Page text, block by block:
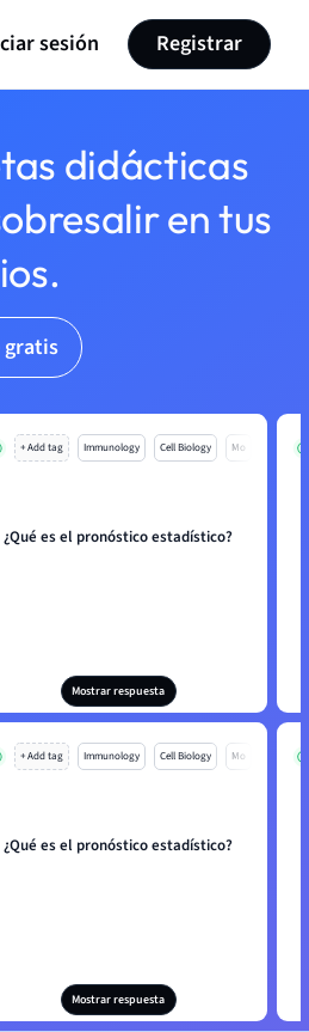
sesión Registrar
didácticas
en tus
gratis
+ Add tag Immunology Cell Biology Mo
¿Qué es el pronóstico estadístico?
Mostrar respuesta
+ Add tag Immunology Cell Biology Mo
¿Qué es el pronóstico estadístico?
Mostrar respuesta